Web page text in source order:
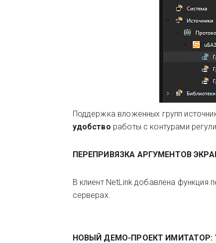
Поддержка вложенных групп
удобство работы с контурами
ПЕРЕПРИВЯЗКА АРГУМЕНТОВ
В клиент NetLink добавлена функция
серверах.
НОВЫЙ ДЕМО-ПРОЕКТ ИМИТАТОР: